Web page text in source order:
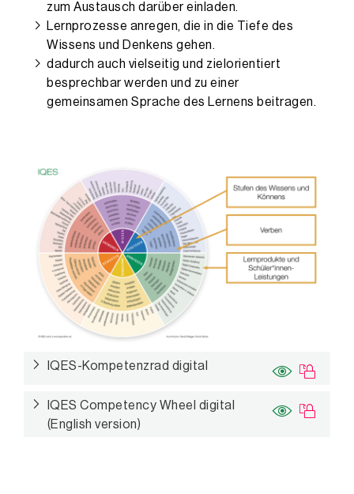
zum Austausch darüber einladen.
Lernprozesse anregen, die in die Tiefe des
Wissens und Denkens gehen.
dadurch auch vielseitig und zielorientiert
besprechbar werden und zu einer
gemeinsamen Sprache des Lernens beitragen.
IQES-Kompetenzrad digital
IQES Competency Wheel digital
(English version)